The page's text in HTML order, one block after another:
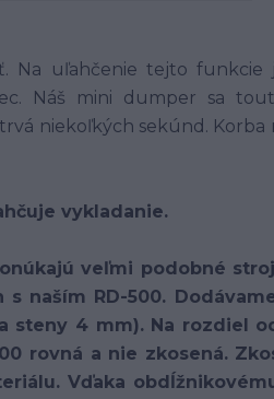
Na uľahčenie tejto funkcie
Náš mini dumper sa
niekoľkých sekúnd. Korba
vykladanie.
veľmi podobné
naším RD-500.
steny 4 mm). Na rozdiel
rovná a nie zkosená.
Vďaka